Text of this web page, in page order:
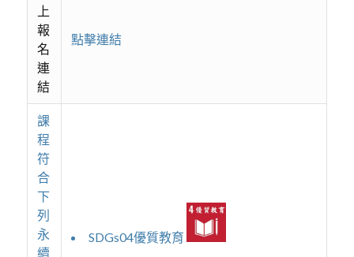
上
報
名
連
結
點擊連結
課
程
符
合
下
列
永
續
SDGs04優質教育